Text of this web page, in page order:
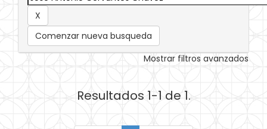
Comenzar nueva busqueda
Mostrar filtros avanzados
Resultados 1-1 de 1.